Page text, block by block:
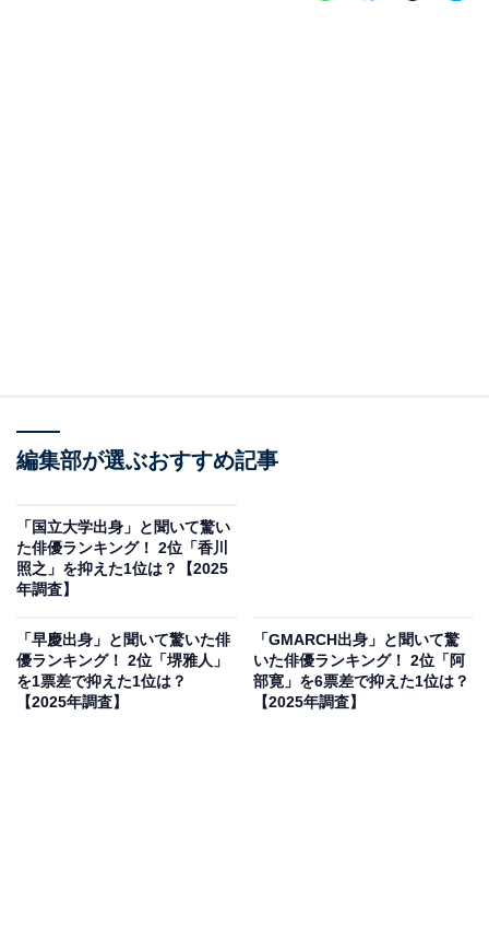
編集部が選ぶおすすめ記事
「国立大学出身」と聞いて驚い
た俳優ランキング！ 2位「香川
照之」を抑えた1位は？【2025
年調査】
「早慶出身」と聞いて驚いた俳
優ランキング！ 2位「堺雅人」
を1票差で抑えた1位は？
【2025年調査】
「GMARCH出身」と聞いて驚
いた俳優ランキング！ 2位「阿
部寛」を6票差で抑えた1位は？
【2025年調査】